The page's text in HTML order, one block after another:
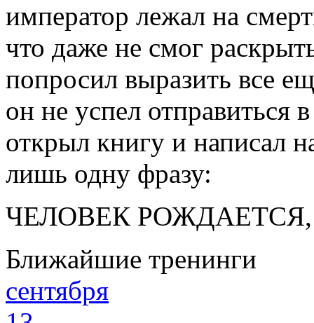
император лежал на
что даже не смог
попросил выразить все
он не успел отправиться
открыл книгу и написал
лишь одну фразу:
ЧЕЛОВЕК
Ближайшие тренинги
сентября